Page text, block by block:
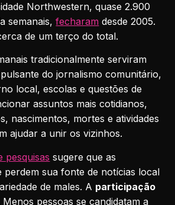
Northwestern, quase 2.900
semanais,fecharam desde 2005.
de um terço do total.
tradicionalmente serviram
do jornalismo comunitário,
local, escolas e questões de
assuntos mais cotidianos,
nascimentos, mortes e atividades
ajudar a unir os vizinhos.
pesquisas sugere que as
perdem sua fonte de notícias local
de males. A participação
Menos pessoas se candidatam a